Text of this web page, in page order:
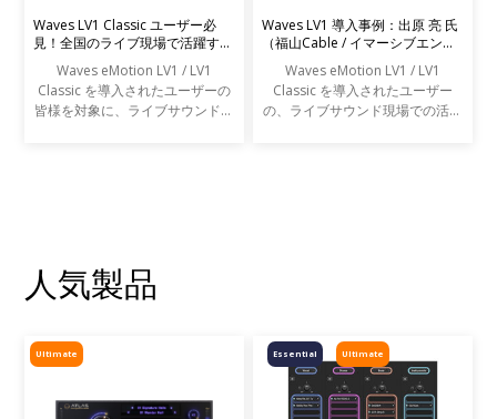
Waves LV1 Classic ユーザー必
見！全国のライブ現場で活躍する
Waves eMotion LV1 / LV1
Classic を導入されたユーザーの
皆様を対象に、ライブサウンドの
Waves LV1 導入事例：出原 亮 氏
（福山Cable / イマーシブエンジ
Waves eMotion LV1 / LV1
Classic を導入されたユーザー
の、ライブサウンド現場での活用
人気製品
Ultimate Ultimate
Essential